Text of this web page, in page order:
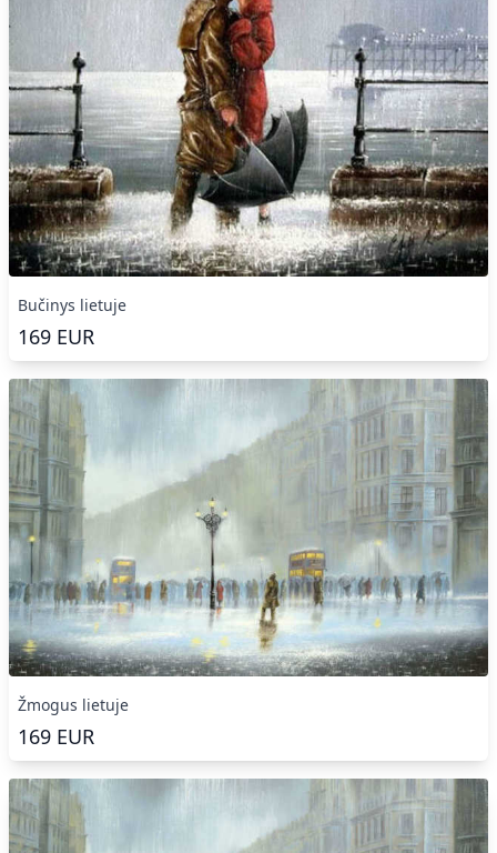
Bučinys lietuje
169 EUR
Žmogus lietuje
169 EUR